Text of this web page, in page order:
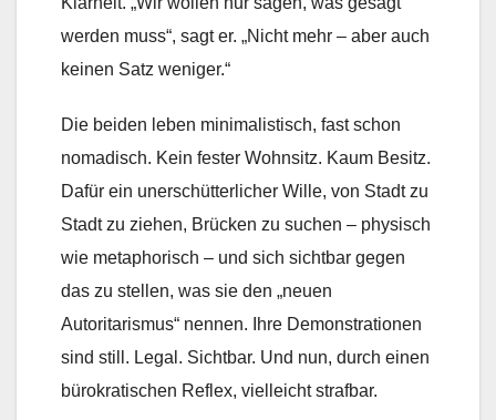
werden muss“, sagt er. „Nicht mehr – aber auch
keinen Satz weniger.“
Die beiden leben minimalistisch, fast schon
nomadisch. Kein fester Wohnsitz. Kaum Besitz.
Dafür ein unerschütterlicher Wille, von Stadt zu
Stadt zu ziehen, Brücken zu suchen – physisch
wie metaphorisch – und sich sichtbar gegen
das zu stellen, was sie den „neuen
Autoritarismus“ nennen. Ihre Demonstrationen
sind still. Legal. Sichtbar. Und nun, durch einen
bürokratischen Reflex, vielleicht strafbar.